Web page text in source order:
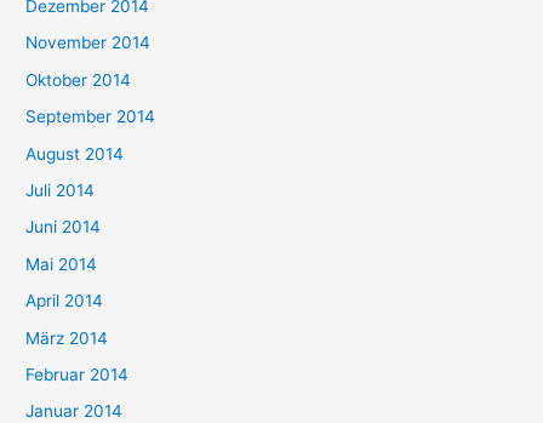
Dezember 2014
November 2014
Oktober 2014
September 2014
August 2014
Juli 2014
Juni 2014
Mai 2014
April 2014
März 2014
Februar 2014
Januar 2014